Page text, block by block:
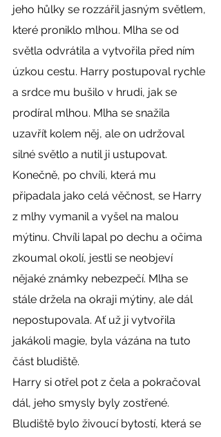
jeho hůlky se rozzářil jasným světlem,
které proniklo mlhou. Mlha se od
světla odvrátila a vytvořila před ním
úzkou cestu. Harry postupoval rychle
a srdce mu bušilo v hrudi, jak se
prodíral mlhou. Mlha se snažila
uzavřít kolem něj, ale on udržoval
silné světlo a nutil ji ustupovat.
Konečně, po chvíli, která mu
připadala jako celá věčnost, se Harry
z mlhy vymanil a vyšel na malou
mýtinu. Chvíli lapal po dechu a očima
zkoumal okolí, jestli se neobjeví
nějaké známky nebezpečí. Mlha se
stále držela na okraji mýtiny, ale dál
nepostupovala. Ať už ji vytvořila
jakákoli magie, byla vázána na tuto
část bludiště.
Harry si otřel pot z čela a pokračoval
dál, jeho smysly byly zostřené.
Bludiště bylo živoucí bytostí, která se